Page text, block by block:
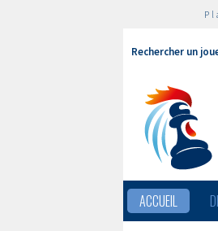
Rechercher un
ACCUEIL